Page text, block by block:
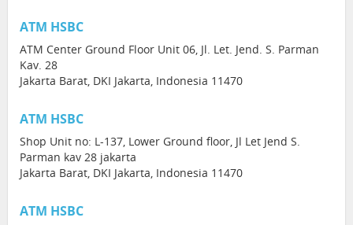
ATM HSBC
ATM Center Ground Floor Unit 06, Jl. Let. Jend. S. Parman
Kav. 28
Jakarta Barat, DKI Jakarta, Indonesia 11470
ATM HSBC
Shop Unit no: L-137, Lower Ground floor, Jl Let Jend S.
Parman kav 28 jakarta
Jakarta Barat, DKI Jakarta, Indonesia 11470
ATM HSBC